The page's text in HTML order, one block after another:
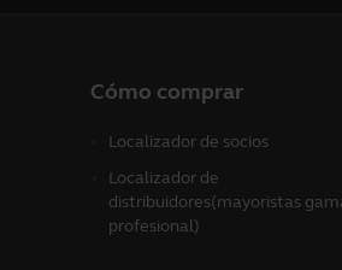
Cómo comprar
Localizador de socios
Localizador de
distribuidores(mayoristas
profesional)